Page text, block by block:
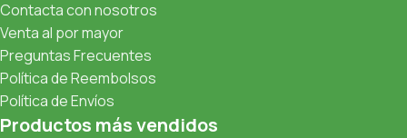
Contacta con nosotros
Venta al por mayor
Preguntas Frecuentes
Política de Reembolsos
Política de Envíos
Productos más vendidos